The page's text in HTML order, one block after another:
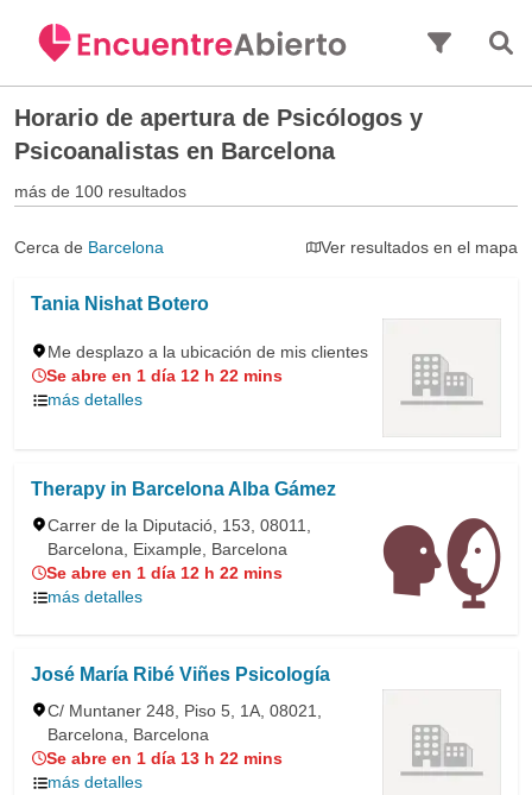
Horario de apertura de Psicólogos y
Psicoanalistas en Barcelona
más de 100 resultados
Cerca de Barcelona Ver resultados en el mapa
Tania Nishat Botero
Me desplazo a la ubicación de mis clientes
Se abre en 1 día 12 h 22 mins
más detalles
Therapy in Barcelona Alba Gámez
Carrer de la Diputació, 153, 08011,
Barcelona, Eixample, Barcelona
Se abre en 1 día 12 h 22 mins
más detalles
José María Ribé Viñes Psicología
C/ Muntaner 248, Piso 5, 1A, 08021,
Barcelona, Barcelona
Se abre en 1 día 13 h 22 mins
más detalles